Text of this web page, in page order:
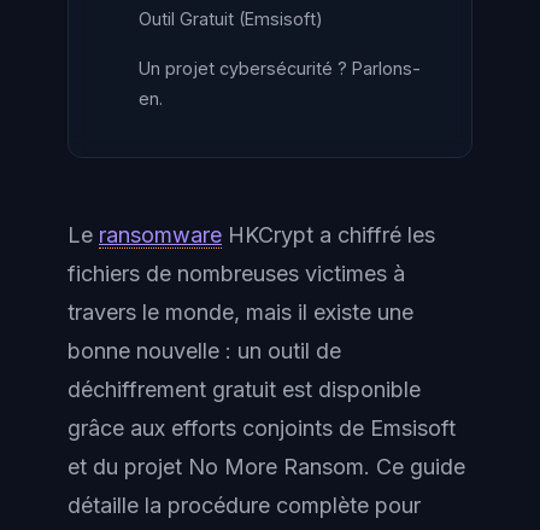
Outil Gratuit (Emsisoft)
Un projet cybersécurité ? Parlons-
en.
Le ransomware HKCrypt a chiffré les
fichiers de nombreuses victimes à
travers le monde, mais il existe une
bonne nouvelle : un outil de
déchiffrement gratuit est disponible
grâce aux efforts conjoints de Emsisoft
et du projet No More Ransom. Ce guide
détaille la procédure complète pour